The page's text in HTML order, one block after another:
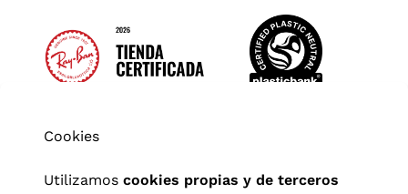
Cookies
Utilizamos cookies propias y de terceros